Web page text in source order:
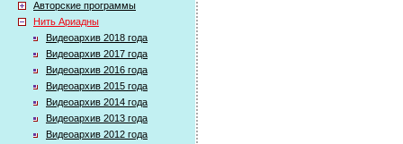
Авторские программы
Нить Ариадны
Видеоархив 2018 года
Видеоархив 2017 года
Видеоархив 2016 года
Видеоархив 2015 года
Видеоархив 2014 года
Видеоархив 2013 года
Видеоархив 2012 года